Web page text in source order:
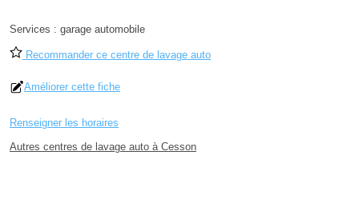
Services : garage automobile
Recommander ce centre de lavage auto
Améliorer cette fiche
Renseigner les horaires
Autres centres de lavage auto à Cesson